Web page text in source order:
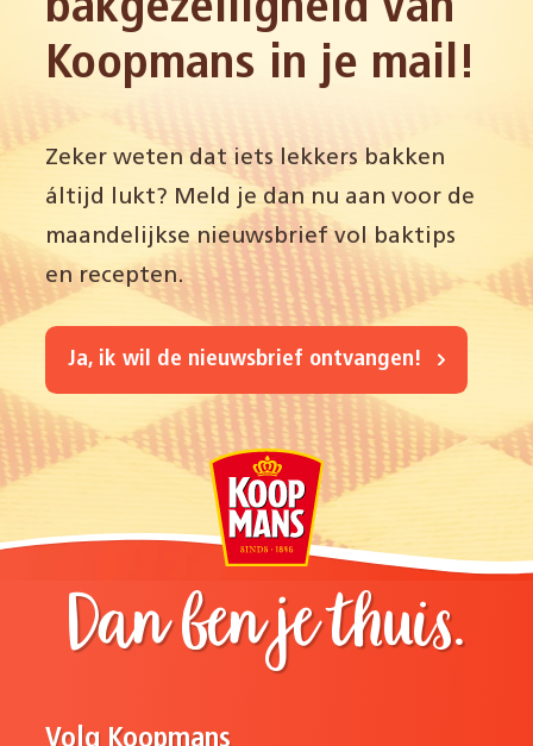
bakgezelligheid van
Koopmans in je mail!
Zeker weten dat iets lekkers bakken
áltijd lukt? Meld je dan nu aan voor de
maandelijkse nieuwsbrief vol baktips
en recepten.
Ja, ik wil de nieuwsbrief ontvangen!
Dan ben je thuis.
Volg Koopmans